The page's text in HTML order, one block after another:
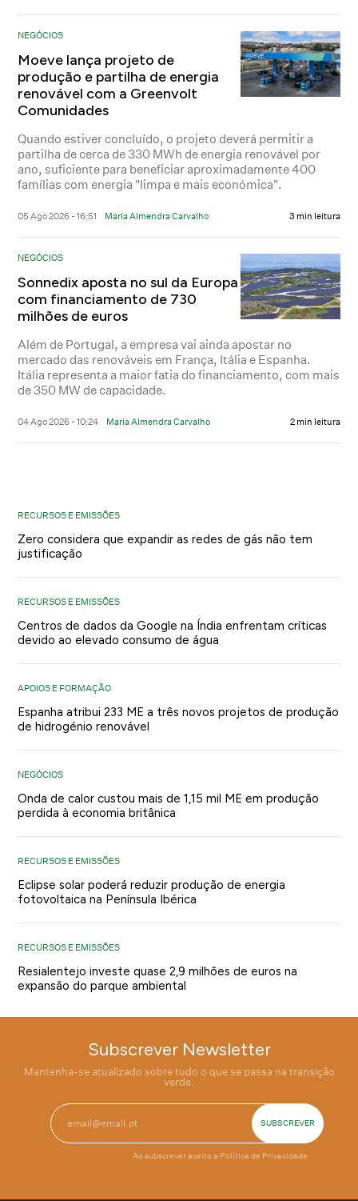
NEGÓCIOS
Moeve lança projeto de
produção e partilha de energia
renovável com a Greenvolt
Comunidades
Quando estiver concluído, o projeto deverá permitir a
partilha de cerca de 330 MWh de energia renovável por
ano, suficiente para beneficiar aproximadamente 400
famílias com energia "limpa e mais económica".
05 Ago 2026 - 16:51 Maria Almendra Carvalho 3 min leitura
NEGÓCIOS
Sonnedix aposta no sul da Europa
com financiamento de 730
milhões de euros
Além de Portugal, a empresa vai ainda apostar no
mercado das renováveis em França, Itália e Espanha.
Itália representa a maior fatia do financiamento, com mais
de 350 MW de capacidade.
04 Ago 2026 - 10:24 Maria Almendra Carvalho 2 min leitura
RECURSOS E EMISSÕES
Zero considera que expandir as redes de gás não tem
justificação
RECURSOS E EMISSÕES
Centros de dados da Google na Índia enfrentam críticas
devido ao elevado consumo de água
APOIOS E FORMAÇÃO
Espanha atribui 233 ME a três novos projetos de produção
de hidrogénio renovável
NEGÓCIOS
Onda de calor custou mais de 1,15 mil ME em produção
perdida à economia britânica
RECURSOS E EMISSÕES
Eclipse solar poderá reduzir produção de energia
fotovoltaica na Península Ibérica
RECURSOS E EMISSÕES
Resialentejo investe quase 2,9 milhões de euros na
expansão do parque ambiental
Subscrever Newsletter
Mantenha-se atualizado sobre tudo o que se passa na transição
verde.
Ao subscrever aceito a Política de Privacidade